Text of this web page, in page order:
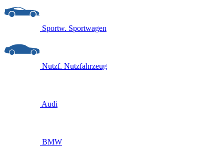
Sportw. Sportwagen
Nutzf. Nutzfahrzeug
Audi
BMW